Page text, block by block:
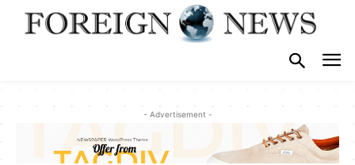
- Advertisement -